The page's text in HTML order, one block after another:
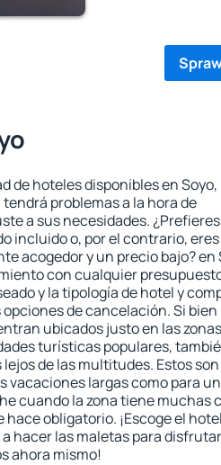
de hoteles disponibles en Soyo,
problemas a la hora de
a sus necesidades.
incluido o, por el contrario,
acogedor y un precio bajo? en
con cualquier
y la tipología de hotel y
opciones de cancelación. Si bien
ubicados justo en las
turísticas populares,
de las multitudes. Estos son
vacaciones largas como para
cuando la zona tiene muchas
obligatorio. ¡Escoge el
hacer las maletas para
ahora mismo!